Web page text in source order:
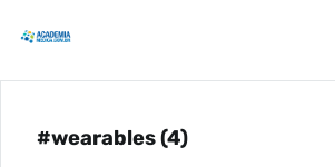
#wearables (4)